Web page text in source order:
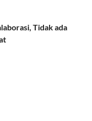
Tidak ada